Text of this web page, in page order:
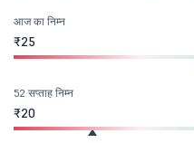
आज का निम्न
₹25
52 सप्ताह निम्न
₹20